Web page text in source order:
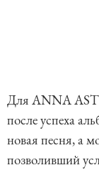
Для ANNA
после успеха
новая песня, а
позволивший